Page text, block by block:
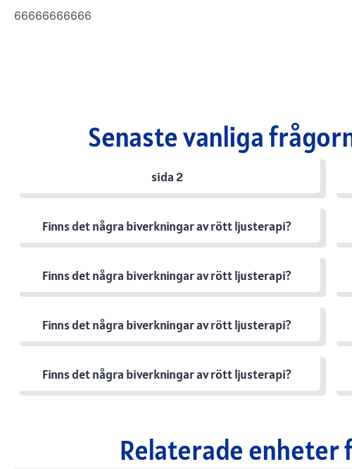
66666666666
Senaste vanliga
sida 2
Finns det några biverkningar av rött ljusterapi?
Finns det några biverkningar av rött ljusterapi?
Finns det några biverkningar av rött ljusterapi?
Finns det några biverkningar av rött ljusterapi?
Relaterade